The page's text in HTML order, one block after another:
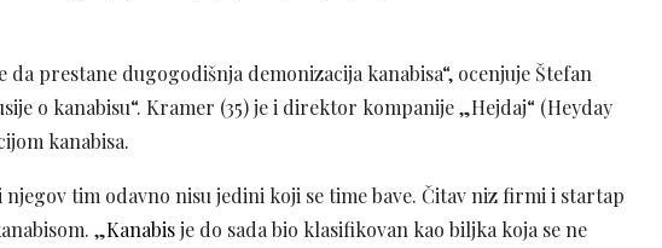
prestane dugogodišnja demonizacija kanabisa“, ocenjuje Štefan
o kanabisu“. Kramer (35) je i direktor kompanije „Hejdaj“ (Heyday
kanabisa.
tim odavno nisu jedini koji se time bave. Čitav niz firmi i startap
„Kanabisje do sada bio klasifikovan kao biljka koja se ne